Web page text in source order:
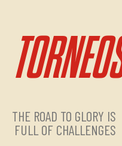
THE ROAD TO GLORY IS
FULL OF CHALLENGES